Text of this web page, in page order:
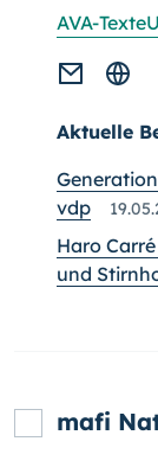
AVA-Texte
Aktuelle
vdp
Haro
und
mafi